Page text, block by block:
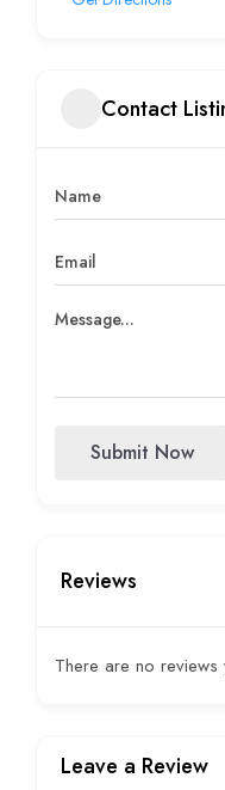
Contact
Submit Now
Reviews
There are no reviews
Leave a Review